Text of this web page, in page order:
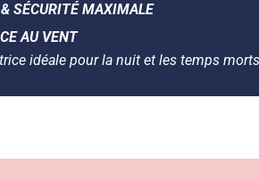
SÉCURITÉ MAXIMALE
AU VENT
idéale pour la nuit et les temps